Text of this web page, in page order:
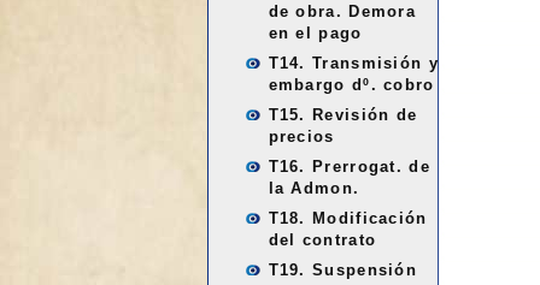
de obra. Demora
en el pago
T14. Transmisión y
embargo dº. cobro
T15. Revisión de
precios
T16. Prerrogat. de
la Admon.
T18. Modificación
del contrato
T19. Suspensión